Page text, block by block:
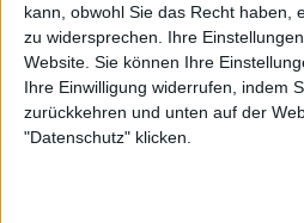
kann, obwohl Sie das Recht haben,
zu widersprechen. Ihre
Website. Sie können Ihre
Ihre Einwilligung widerrufen, indem
zurückkehren und unten auf der
"Datenschutz" klicken.